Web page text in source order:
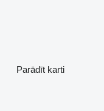
Parādīt karti